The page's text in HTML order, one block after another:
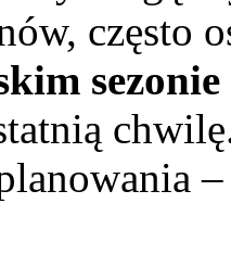
często
sezonie